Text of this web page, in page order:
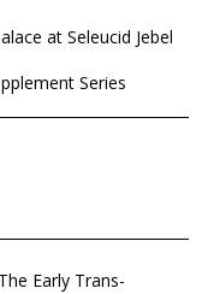
at Seleucid Jebel
Series
Early Trans-